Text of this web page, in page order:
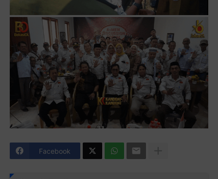
Facebook